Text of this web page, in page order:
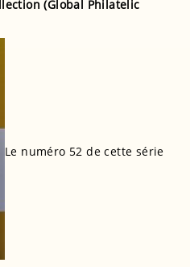
(Global Philatelic
Le numéro 52 de cette série